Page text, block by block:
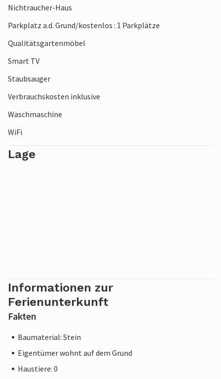
charmante Hafenstadt Rijeka, und auch die Insel Krk
erreichen Sie schnell über die Brücke zum Festland.
Verbringen Sie einen abwechslungsreichen Urlaub in diesem
Ferienhaus.
Nichtraucher-Haus
Parkplatz a.d. Grund/kostenlos : 1 Parkplätze
Qualitätsgartenmöbel
Smart TV
Staubsauger
Verbrauchskosten inklusive
Waschmaschine
WiFi
Lage
Informationen zur
Ferienunterkunft
Fakten
Baumaterial: Stein
Eigentümer wohnt auf dem Grund
Haustiere: 0